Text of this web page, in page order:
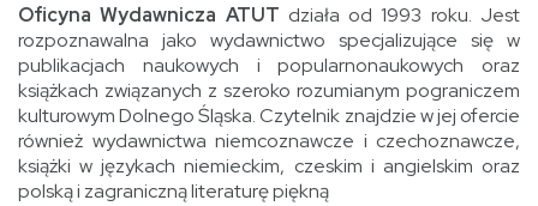
Oficyna Wydawnicza ATUT działa od 1993 roku. Jest
rozpoznawalna jako wydawnictwo specjalizujące się w
publikacjach naukowych i popularnonaukowych oraz
książkach związanych z szeroko rozumianym pograniczem
kulturowym Dolnego Śląska. Czytelnik znajdzie w jej ofercie
również wydawnictwa niemcoznawcze i czechoznawcze,
książki w językach niemieckim, czeskim i angielskim oraz
polską i zagraniczną literaturę piękną